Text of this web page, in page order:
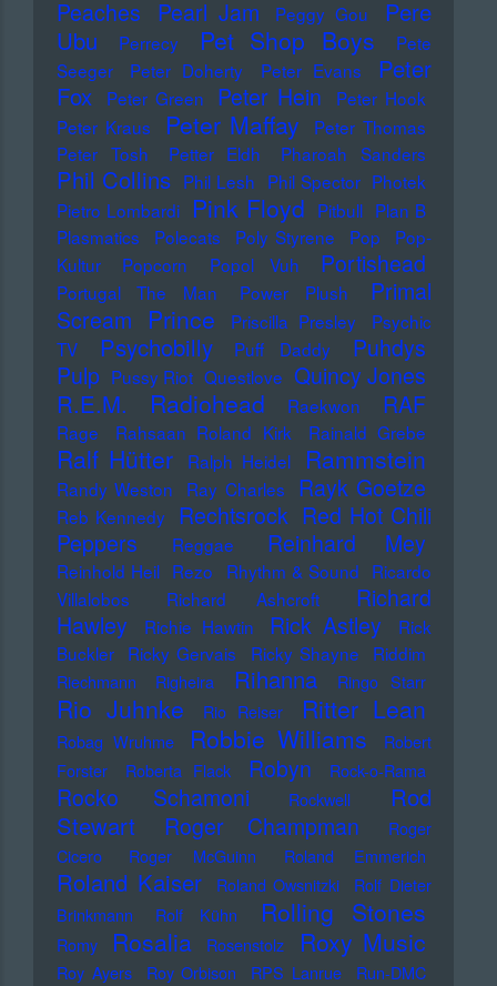
Peaches Pearl Jam Peggy Gou
Pere
Ubu
Perrecy Pet Shop Boys
Pete
Seeger
Peter Doherty Peter Evans
Peter
Fox
Peter Green Peter Hein
Peter Hook
Peter Kraus
Peter Maffay
Peter Thomas
Peter Tosh
Petter Eldh Pharoah Sanders
Phil Collins Phil Lesh Phil Spector Photek
Pietro Lombardi
Pink Floyd Pitbull Plan B
Plasmatics
Polecats Poly Styrene Pop
Pop-
Kultur
Popcorn Popol Vuh Portishead
Portugal The Man Power Plush
Primal
Scream
Prince Priscilla Presley
Psychic
TV
Psychobilly Puff Daddy
Puhdys
Pulp Pussy Riot Questlove Quincy Jones
R.E.M. Radiohead Raekwon RAF
Rage Rahsaan Roland Kirk Rainald Grebe
Ralf Hütter Ralph Heidel Rammstein
Randy Weston Ray Charles Rayk Goetze
Reb Kennedy Rechtsrock Red Hot Chili
Peppers
Reggae Reinhard Mey
Reinhold Heil Rezo Rhythm & Sound Ricardo
Villalobos
Richard Ashcroft
Richard
Hawley
Richie Hawtin Rick Astley
Rick
Buckler
Ricky Gervais Ricky Shayne Riddim
Riechmann Righeira Rihanna Ringo Starr
Rio Juhnke Rio Reiser Ritter Lean
Robag Wruhme Robbie Williams
Robert
Forster
Roberta Flack Robyn Rock-o-Rama
Rocko Schamoni Rockwell
Rod
Stewart
Roger Champman
Roger
Cicero
Roger McGuinn Roland Emmerich
Roland Kaiser Roland Owsnitzki
Rolf Dieter
Brinkmann
Rolf Kühn Rolling Stones
Romy Rosalia Rosenstolz Roxy Music
Roy Ayers Roy Orbison RPS Lanrue
Run-DMC